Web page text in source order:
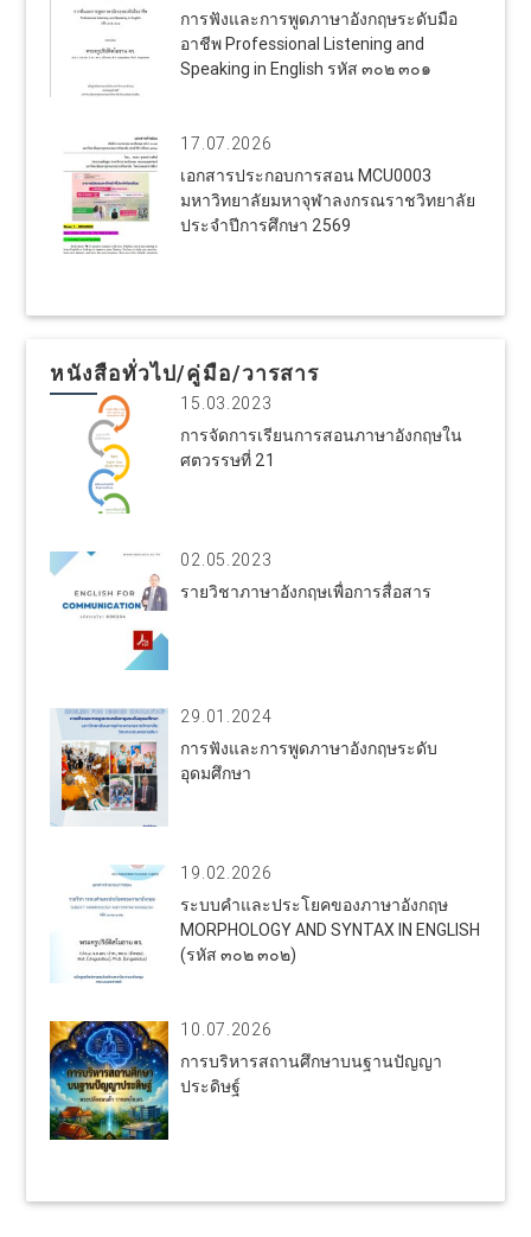
การฟังและการพูดภาษาอังกฤษระดับมือ
อาชีพ Professional Listening and
Speaking in English รหัส ๓๐๒ ๓๐๑
17.07.2026
เอกสารประกอบการสอน MCU0003
มหาวิทยาลัยมหาจุฬาลงกรณราชวิทยาลัย
ประจำปีการศึกษา 2569
หนังสือทั่วไป/คู่มือ/วารสาร
15.03.2023
การจัดการเรียนการสอนภาษาอังกฤษใน
ศตวรรษที่ 21
02.05.2023
รายวิชาภาษาอังกฤษเพื่อการสื่อสาร
29.01.2024
การฟังและการพูดภาษาอังกฤษระดับ
อุดมศึกษา
19.02.2026
ระบบคำและประโยคของภาษาอังกฤษ
MORPHOLOGY AND SYNTAX IN ENGLISH
(รหัส ๓๐๒ ๓๐๒)
10.07.2026
การบริหารสถานศึกษาบนฐานปัญญา
ประดิษฐ์